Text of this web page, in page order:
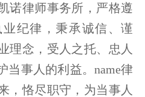
诺律师事务所，严格遵
纪律，秉承诚信、谨
理念，受人之托、忠人
当事人的利益。name律
，恪尽职守，为当事人